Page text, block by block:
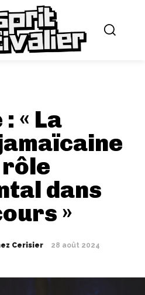
« La
rôle
dans
»
Cerisier 28 août 2024